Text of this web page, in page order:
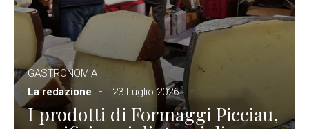
GASTRONOMIA
La redazione
23 Luglio 2026
I prodotti di Formaggi Picciau,